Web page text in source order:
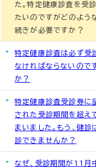
た。特定健康診査を受
たいのですがどのよう
続きが必要ですか？
特定健康診査は必ず受
なければならないので
か？
特定健康診査受診券に
された受診期間を超え
まいました。もう、健診
診できませんか？
なぜ、受診期間が11月